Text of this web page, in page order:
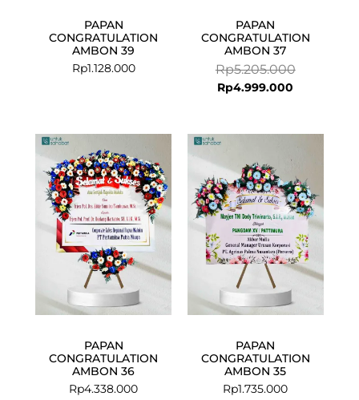
PAPAN
CONGRATULATION
AMBON 39
Rp1.128.000
PAPAN
CONGRATULATION
AMBON 37
Rp5.205.000
Rp4.999.000
PAPAN
CONGRATULATION
AMBON 36
Rp4.338.000
PAPAN
CONGRATULATION
AMBON 35
Rp1.735.000